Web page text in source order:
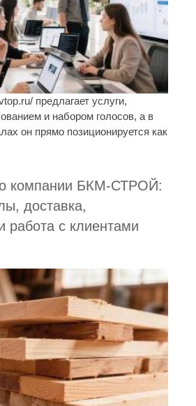
предлагает услуги,
и набором голосов, а в
он прямо позиционируется как
компании БКМ-СТРОЙ:
доставка,
работа с клиентами